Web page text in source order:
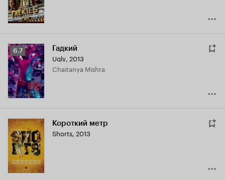
Рейтинг
Кинопоиска
6.7
6.7 Гадкий
Ugly, 2013
Chaitanya Mishra
Короткий метр
Shorts, 2013